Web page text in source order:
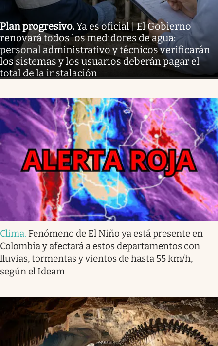
Plan progresivo.Ya es oficial | El Gobierno
renovará todos los medidores de agua:
personal administrativo y técnicos verificarán
los sistemas y los usuarios deberán pagar el
total de la instalación
Clima. Fenómeno de El Niño ya está presente en
Colombia y afectará a estos departamentos con
lluvias, tormentas y vientos de hasta 55 km/h,
según el Ideam